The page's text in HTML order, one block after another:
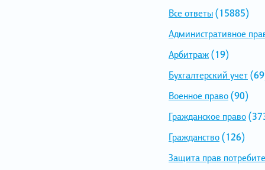
Все ответы(15885)
Административное
Арбитраж(19)
Бухгалтерский учет
Военное право(90)
Гражданское право
Гражданство(126)
Защита прав